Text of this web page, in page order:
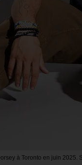
à Toronto en juin 2025.